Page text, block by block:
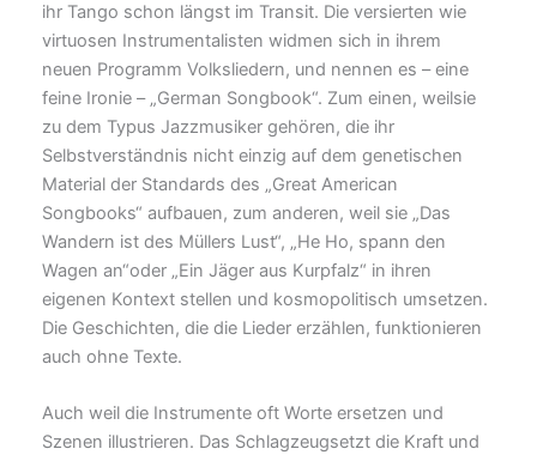
ihr Tango schon längst im Transit. Die versierten wie
virtuosen Instrumentalisten widmen sich in ihrem
neuen Programm Volksliedern, und nennen es – eine
feine Ironie – „German Songbook“. Zum einen, weilsie
zu dem Typus Jazzmusiker gehören, die ihr
Selbstverständnis nicht einzig auf dem genetischen
Material der Standards des „Great American
Songbooks“ aufbauen, zum anderen, weil sie „Das
Wandern ist des Müllers Lust“, „He Ho, spann den
Wagen an“oder „Ein Jäger aus Kurpfalz“ in ihren
eigenen Kontext stellen und kosmopolitisch umsetzen.
Die Geschichten, die die Lieder erzählen, funktionieren
auch ohne Texte.
Auch weil die Instrumente oft Worte ersetzen und
Szenen illustrieren. Das Schlagzeugsetzt die Kraft und